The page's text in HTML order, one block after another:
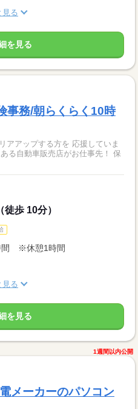
見る
を見る
事務/朝らくらく10時
アアップする方を 応援していま
る自動車販売店がお仕事先！ 保
歩 10分）
間 ※休憩1時間
見る
を見る
1週間以内公開
メーカーのパソコン